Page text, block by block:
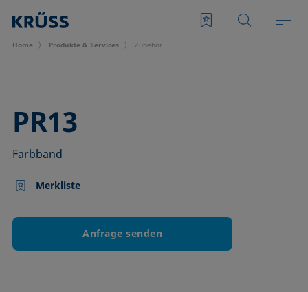
Home Produkte & Services Zubehör
PR13
–
Farbband
Merkliste
Anfrage senden